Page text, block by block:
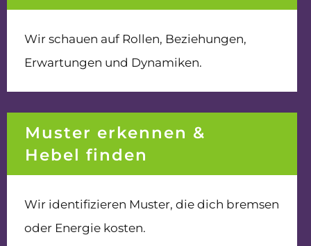
Wir schauen auf Rollen, Beziehungen,
Erwartungen und Dynamiken.
Muster erkennen &
Hebel finden
Wir identifizieren Muster, die dich bremsen
oder Energie kosten.